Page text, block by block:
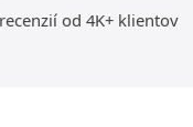
od 4K+ klientov